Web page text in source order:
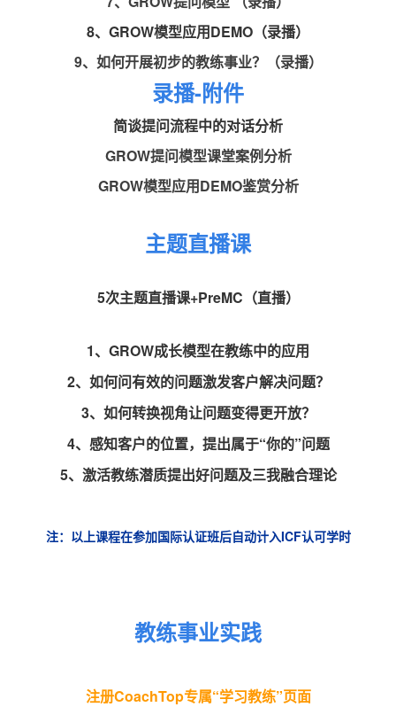
8、GROW模型应用DEMO（录播）
9、如何开展初步的教练事业？（录播）
录播-附件
简谈提问流程中的对话分析
GROW提问模型课堂案例分析
GROW模型应用DEMO鉴赏分析
主题直播课
5次主题直播课+PreMC（直播）
1、GROW成长模型在教练中的应用
2、如何问有效的问题激发客户解决问题？
3、如何转换视角让问题变得更开放？
4、感知客户的位置，提出属于“你的”问题
5、激活教练潜质提出好问题及三我融合理论
注：以上课程在参加国际认证班后自动计入ICF认可学时
教练事业实践
注册CoachTop专属“学习教练”页面